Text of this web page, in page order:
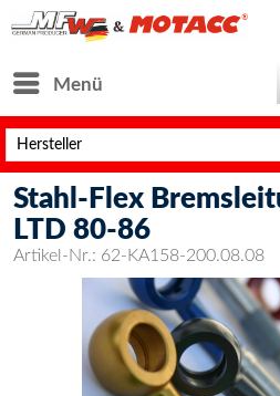
Menü
Stahl-Flex
LTD 80-86
Artikel-Nr.: 62-KA158-200.08.08